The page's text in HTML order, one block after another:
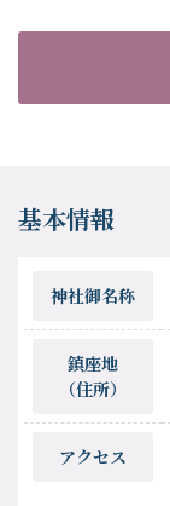
基本情報
神社御名称
鎮座地
（住所）
アクセス